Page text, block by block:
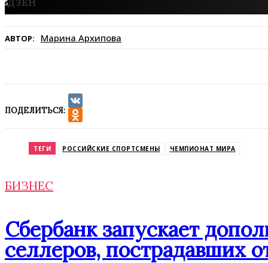
АВТОР: Марина Архипова
ПОДЕЛИТЬСЯ:
VK
ТЕГИ РОССИЙСКИЕ СПОРТСМЕНЫ ЧЕМПИОНАТ МИРА
БИЗНЕС
Сбербанк запускает
селлеров, пострадавших